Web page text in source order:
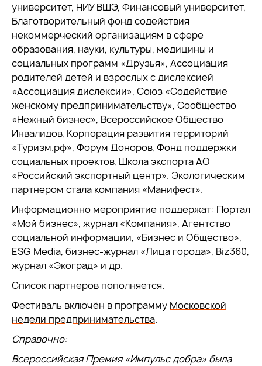
университет, НИУ ВШЭ, Финансовый университет,
Благотворительный фонд содействия
некоммерческий организациям в сфере
образования, науки, культуры, медицины и
социальных программ «Друзья», Ассоциация
родителей детей и взрослых с дислексией
«Ассоциация дислексии», Союз «Содействие
женскому предпринимательству», Сообщество
«Нежный бизнес», Всероссийское Общество
Инвалидов, Корпорация развития территорий
«Туризм.рф», Форум Доноров, Фонд поддержки
социальных проектов, Школа экспорта АО
«Российский экспортный центр». Экологическим
партнером стала компания «Манифест».
Информационно мероприятие поддержат: Портал
«Мой бизнес», журнал «Компания», Агентство
социальной информации, «Бизнес и Общество»,
ESG Media, бизнес-журнал «Лица города», Biz360,
журнал «Экоград» и др.
Список партнеров пополняется.
Фестиваль включён в программу Московской
недели предпринимательства.
Справочно:
Всероссийская Премия «Импульс добра» была